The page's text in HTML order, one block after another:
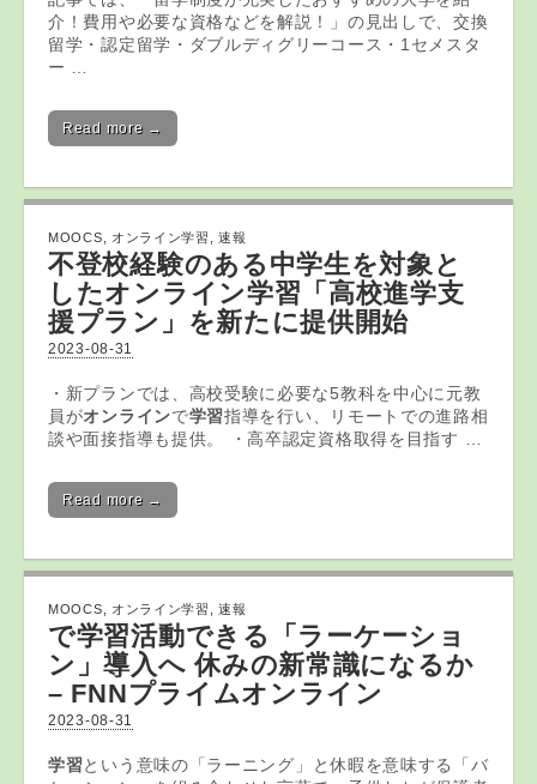
介！費用や必要な資格などを解説！」の見出しで、交換
留学・認定留学・ダブルディグリーコース・1セメスタ
ー …
Read more →
MOOCS オンライン学習 ,速報
不登校経験のある中学生を対象と
したオンライン学習 「高校進学支
援プラン」を新たに提供開始
2023-08-31
・新プランでは、高校受験に必要な5教科を中心に元教
員がオンラインで学習指導を行い、リモートでの進路相
談や面接指導も提供。 ・高卒認定資格取得を目指す …
Read more →
MOOCS オンライン学習 ,速報
で学習活動できる「ラーケーショ
ン」導入へ 休みの新常識になるか
– FNNプライムオンライン
2023-08-31
学習という意味の「ラーニング」と休暇を意味する「バ